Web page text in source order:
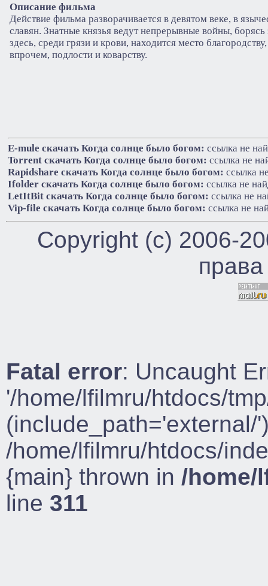
Описание фильма
Действие фильма разворачивается в девятом веке, в
славян. Знатные князья ведут непрерывные войны,
здесь, среди грязи и крови, находится место
впрочем, подлости и коварству.
E-mule cкачать Когда солнце было богом: ссылка не
Torrent cкачать Когда солнце было богом: ссылка не
Rapidshare cкачать Когда солнце было богом: ссылка
Ifolder cкачать Когда солнце было богом: ссылка не
LetItBit cкачать Когда солнце было богом: ссылка не
Vip-file cкачать Когда солнце было богом: ссылка не
Copyright (c) 2006-
Fatal error: Uncaught
'/home/lfilmru/htdocs/
(include_path='external/
/home/lfilmru/htdocs/
{main} thrown in /home/
line 311